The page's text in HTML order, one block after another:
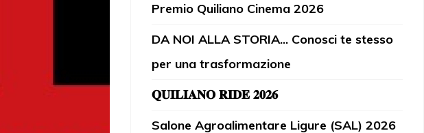
Premio Quiliano Cinema 2026
DA NOI ALLA STORIA... Conosci te stesso
per una trasformazione
𝐐𝐔𝐈𝐋𝐈𝐀𝐍𝐎 𝐑𝐈𝐃𝐄 𝟐𝟎𝟐𝟔
Salone Agroalimentare Ligure (SAL) 2026